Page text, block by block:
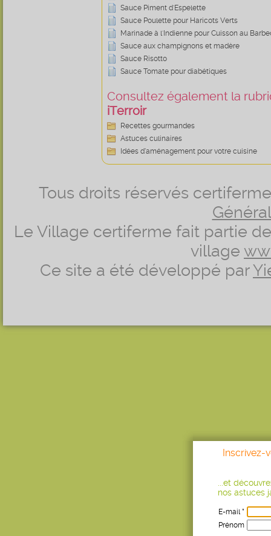
Sauce Piment d'Espelette
Sauce Poulette pour Haricots Verts
Marinade à l'Indienne pour Cuisson au
Sauce aux champignons et madère
Sauce Risotto
Sauce Tomate pour diabétiques
Consultez également la
iTerroir
Recettes gourmandes
Astuces culinaires
Idées d’aménagement pour votre cuisine
Tous droits réservés
Le Village certiferme fait partie
village
Ce site a été développé par
Inscrivez-
...et
nos astuces
E-mail *
Prénom